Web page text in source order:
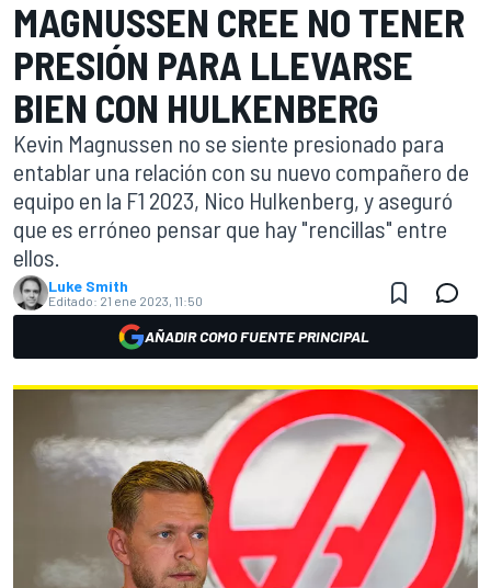
MAGNUSSEN CREE NO TENER
PRESIÓN PARA LLEVARSE
BIEN CON HULKENBERG
Kevin Magnussen no se siente presionado para
entablar una relación con su nuevo compañero de
equipo en la F1 2023, Nico Hulkenberg, y aseguró
que es erróneo pensar que hay "rencillas" entre
ellos.
Luke Smith
Editado: 21 ene 2023, 11:50
AÑADIR COMO FUENTE PRINCIPAL